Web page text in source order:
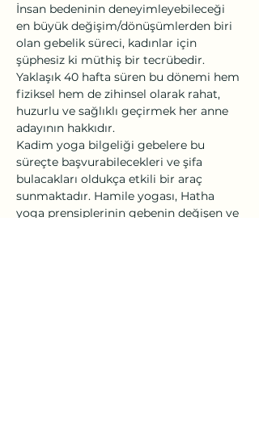
İnsan bedeninin deneyimleyebileceği
en büyük değişim/dönüşümlerden biri
olan gebelik süreci, kadınlar için
şüphesiz ki müthiş bir tecrübedir.
Yaklaşık 40 hafta süren bu dönemi hem
fiziksel hem de zihinsel olarak rahat,
huzurlu ve sağlıklı geçirmek her anne
adayının hakkıdır.
Kadim yoga bilgeliği gebelere bu
süreçte başvurabilecekleri ve şifa
bulacakları oldukça etkili bir araç
sunmaktadır. Hamile yogası, Hatha
yoga prensiplerinin gebenin değişen ve